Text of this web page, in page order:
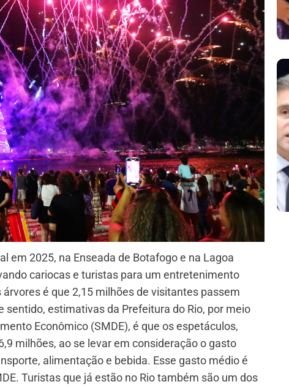
em 2025, na Enseada de Botafogo e na Lagoa
cariocas e turistas para um entretenimento
é que 2,15 milhões de visitantes passem
estimativas da Prefeitura do Rio, por meio
Econômico (SMDE), é que os espetáculos,
milhões, ao se levar em consideração o gasto
alimentação e bebida. Esse gasto médio é
Turistas que já estão no Rio também são um dos